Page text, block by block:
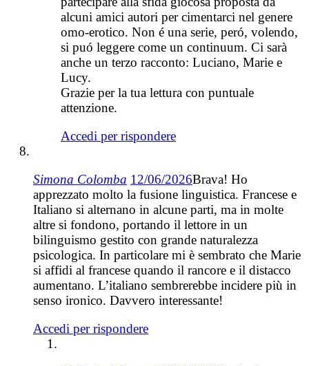
alcuni amici autori per cimentarci nel genere
omo-erotico. Non é una serie, peró, volendo,
si puó leggere come un continuum. Ci sarà
anche un terzo racconto: Luciano, Marie e
Lucy.
Grazie per la tua lettura con puntuale
attenzione.
Accedi per rispondere
Simona Colomba 12/06/2026Brava! Ho
apprezzato molto la fusione linguistica. Francese e
Italiano si alternano in alcune parti, ma in molte
altre si fondono, portando il lettore in un
bilinguismo gestito con grande naturalezza
psicologica. In particolare mi è sembrato che Marie
si affidi al francese quando il rancore e il distacco
aumentano. L’italiano sembrerebbe incidere più in
senso ironico. Davvero interessante!
Accedi per rispondere